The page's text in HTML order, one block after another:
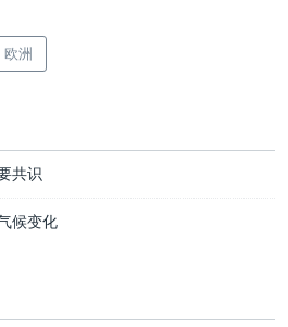
欧洲
共识
候变化